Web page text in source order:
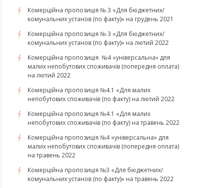
Комерційна пропозиція № 3 «Для бюджетних/
комунальних установ (по факту)» на грудень 2021
​​​​​​Комерційна пропозиція № 3 «Для бюджетних/
комунальних установ (по факту)» на лютий 2022
Комерційна пропозиція №4 «універсальна» для
малих непобутових споживачів (попередня оплата)
на лютий 2022
​​​​​​​Комерційна пропозиція №4.1 «Для малих
непобутових споживачів (по факту) на лютий 2022
Комерційна пропозиція №4.1 «Для малих
непобутових споживачів (по факту) на травень 2022
Комерційна пропозиція №4 «універсальна» для
малих непобутових споживачів (попередня оплата)
на травень 2022
Комерційна пропозиція №3 «Для бюджетних/
комунальних установ (по факту)» на травень 2022